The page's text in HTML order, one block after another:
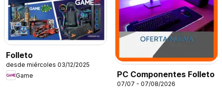
Folleto
desde miércoles 03/12/2025
Game
PC Componentes Folleto
07/07 - 07/08/2026